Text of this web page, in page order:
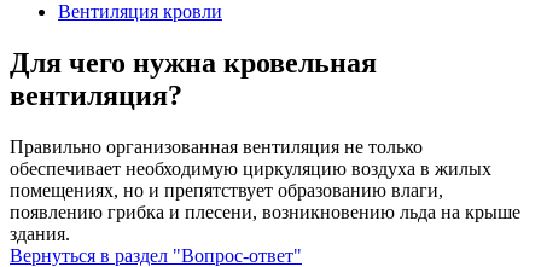
Вентиляция кровли
Для чего нужна кровельная
вентиляция?
Правильно организованная вентиляция не только
обеспечивает необходимую циркуляцию воздуха в жилых
помещениях, но и препятствует образованию влаги,
появлению грибка и плесени, возникновению льда на крыше
здания.
Вернуться в раздел "Вопрос-ответ"